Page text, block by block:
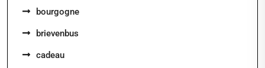
bourgogne
brievenbus
cadeau